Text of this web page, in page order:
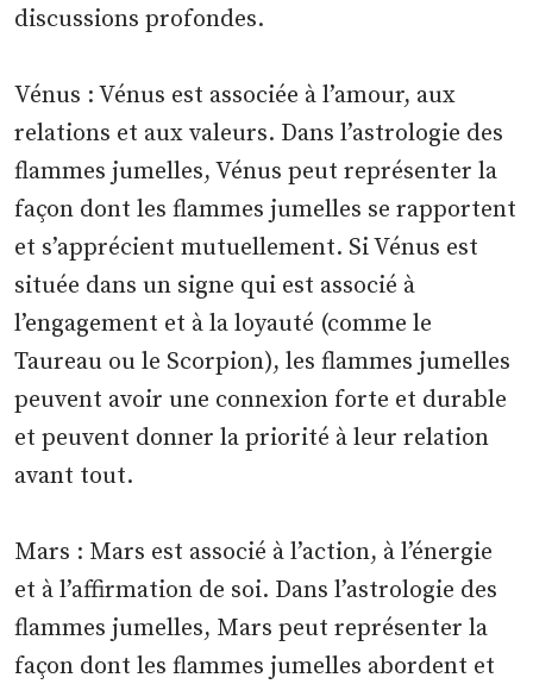
discussions profondes.
Vénus : Vénus est associée à l’amour, aux
relations et aux valeurs. Dans l’astrologie des
flammes jumelles, Vénus peut représenter la
façon dont les flammes jumelles se rapportent
et s’apprécient mutuellement. Si Vénus est
située dans un signe qui est associé à
l’engagement et à la loyauté (comme le
Taureau ou le Scorpion), les flammes jumelles
peuvent avoir une connexion forte et durable
et peuvent donner la priorité à leur relation
avant tout.
Mars : Mars est associé à l’action, à l’énergie
et à l’affirmation de soi. Dans l’astrologie des
flammes jumelles, Mars peut représenter la
façon dont les flammes jumelles abordent et